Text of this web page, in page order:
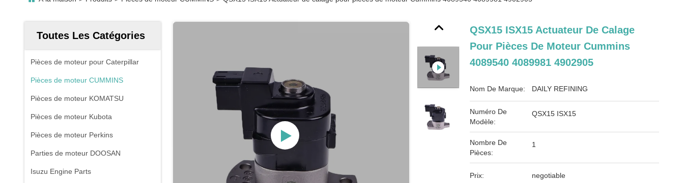
Toutes Les Catégories
Pièces de moteur pour Caterpillar
Pièces de moteur CUMMINS
Pièces de moteur KOMATSU
Pièces de moteur Kubota
Pièces de moteur Perkins
Parties de moteur DOOSAN
Isuzu Engine Parts
QSX15 ISX15 Actuateur De Calage
Pour Pièces De Moteur Cummins
4089540 4089981 4902905
Nom De Marque: DAILY REFINING
Numéro De
Modèle:
QSX15 ISX15
Nombre De
Pièces:
1
Prix: negotiable